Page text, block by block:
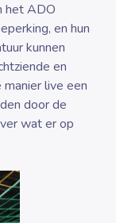
het ADO
en hun
kunnen
en
live een
door de
wat er op